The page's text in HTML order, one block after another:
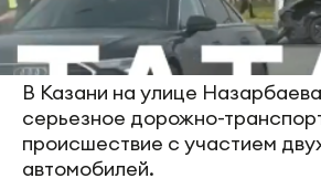
В Казани на улице
серьезное дорожно-
происшествие с участием
автомобилей.